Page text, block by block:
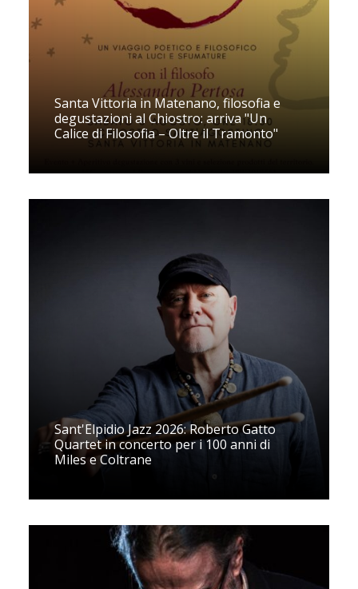
Santa Vittoria in Matenano, filosofia e
degustazioni al Chiostro: arriva "Un
Calice di Filosofia – Oltre il Tramonto"
Sant'Elpidio Jazz 2026: Roberto Gatto
Quartet in concerto per i 100 anni di
Miles e Coltrane